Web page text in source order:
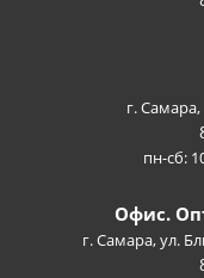
г. Самара,
пн-сб:
Офис.
г. Самара, ул.